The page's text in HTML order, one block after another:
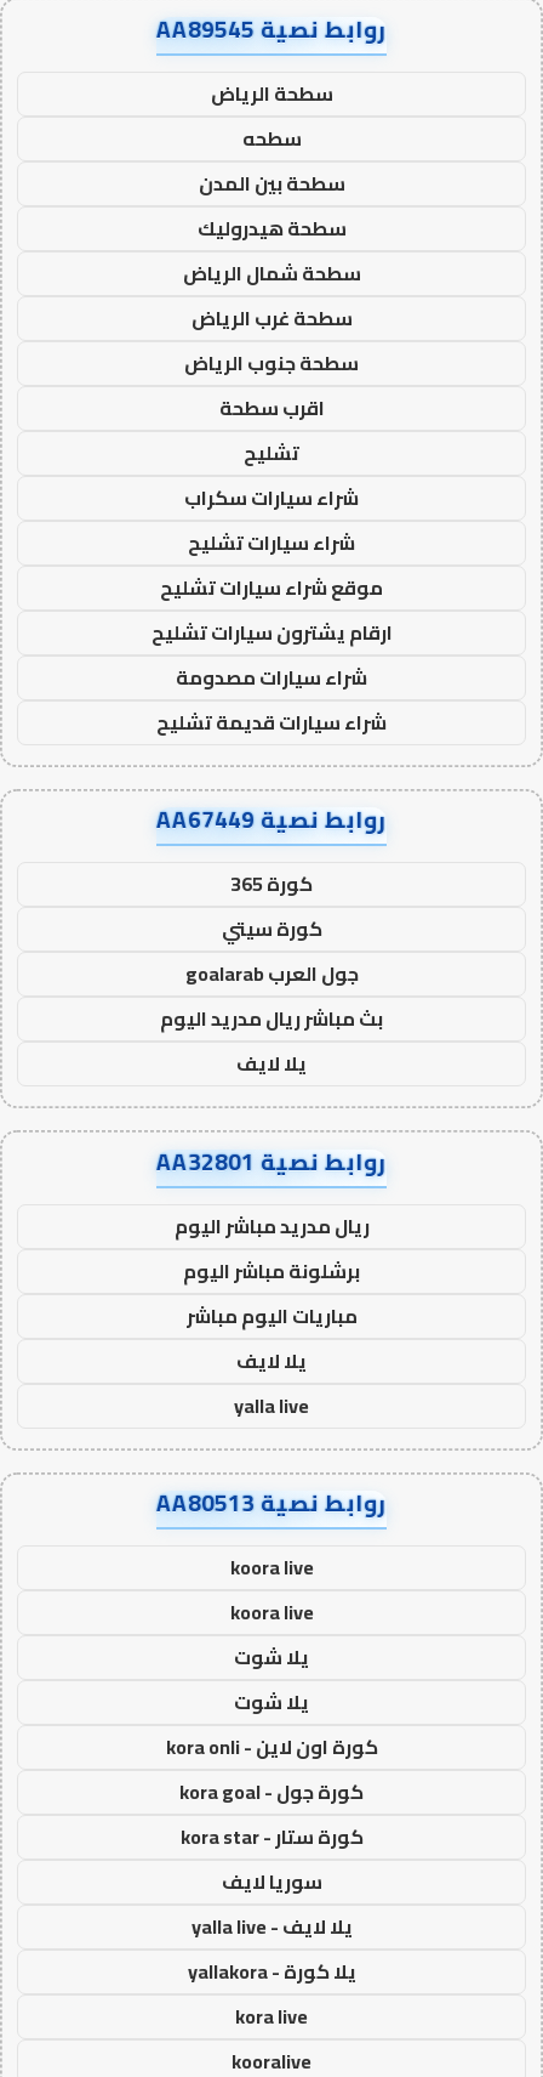
روابط نصية AA89545
سطحة الرياض
سطحه
سطحة بين المدن
سطحة هيدروليك
سطحة شمال الرياض
سطحة غرب الرياض
سطحة جنوب الرياض
اقرب سطحة
تشليح
شراء سيارات سكراب
شراء سيارات تشليح
موقع شراء سيارات تشليح
ارقام يشترون سيارات تشليح
شراء سيارات مصدومة
شراء سيارات قديمة تشليح
روابط نصية AA67449
كورة 365
كورة سيتي
جول العرب goalarab
بث مباشر ريال مدريد اليوم
يلا لايف
روابط نصية AA32801
ريال مدريد مباشر اليوم
برشلونة مباشر اليوم
مباريات اليوم مباشر
يلا لايف
yalla live
روابط نصية AA80513
koora live
koora live
يلا شوت
يلا شوت
كورة اون لاين - kora onli
كورة جول - kora goal
كورة ستار - kora star
سوريا لايف
يلا لايف - yalla live
يلا كورة - yallakora
kora live
kooralive